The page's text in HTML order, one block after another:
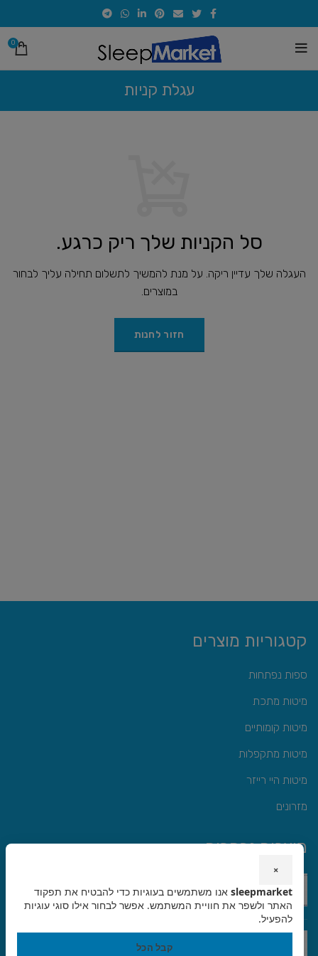
0
עגלת קניות
סל הקניות שלך ריק כרגע.
העגלה שלך עדיין ריקה. על מנת להמשיך לתשלום תחילה עליך לבחור
במוצרים.
חזור לחנות
קטגוריות מוצרים
ספות נפתחות
מיטות מתכת
מיטות קומותיים
מיטות מתקפלות
מיטות היי רייזר
מזרונים
מוצרים נבחרים
₪1,690
×
sleepmarket אנו משתמשים בעוגיות כדי להבטיח את תפקוד
האתר ולשפר את חוויית המשתמש. אפשר לבחור אילו סוגי עוגיות
להפעיל.
קבל הכל